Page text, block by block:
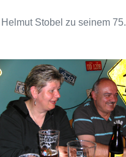
Stobel zu seinem 75.